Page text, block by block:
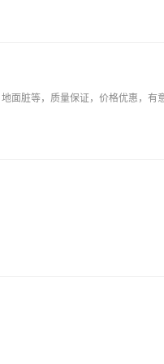
脏等，质量保证，价格优惠，有